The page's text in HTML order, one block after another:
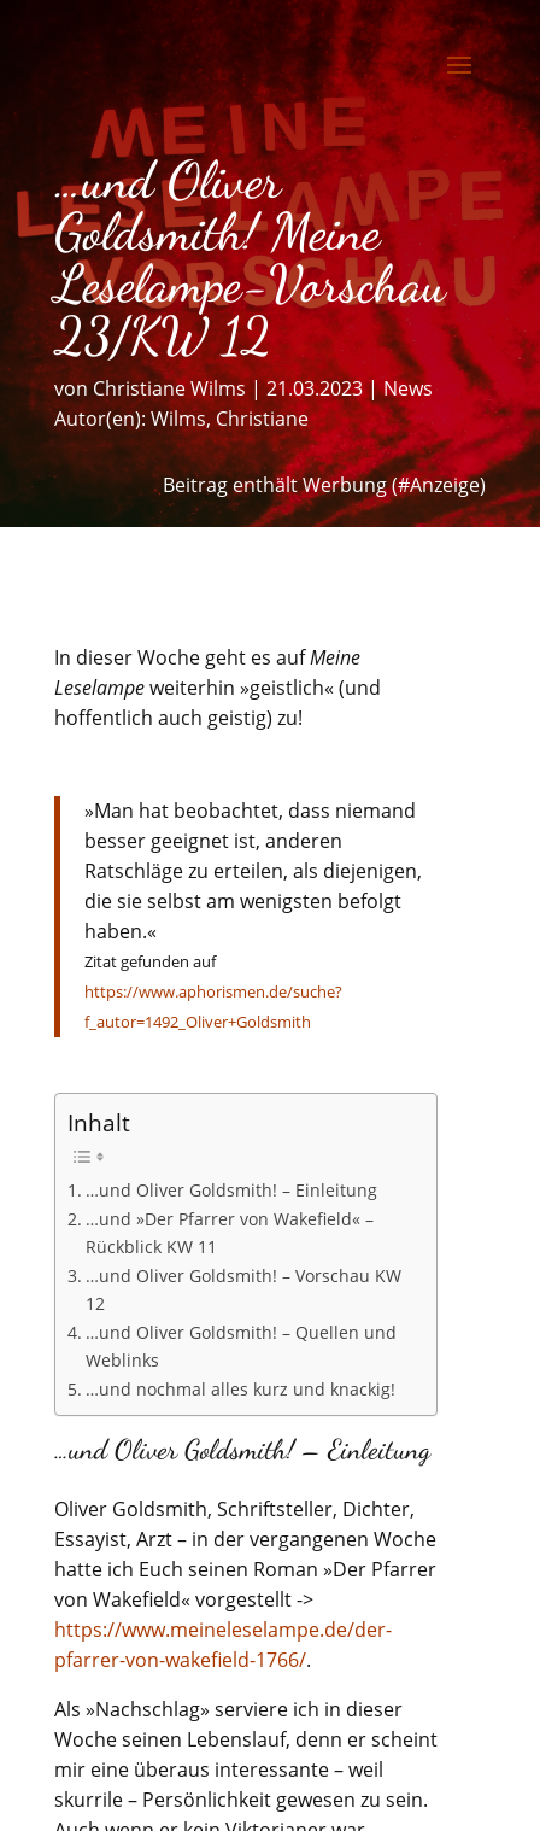
…und Oliver
Goldsmith! Meine
Leselampe-Vorschau
23/KW 12
vonChristiane Wilms|21.03.2023|News
Autor(en):Wilms, Christiane
Beitrag enthält Werbung (#Anzeige)
In dieser Woche geht es aufMeine
Leselampeweiterhin »geistlich« (und
hoffentlich auch geistig) zu!
»Man hat beobachtet, dass niemand
besser geeignet ist, anderen
Ratschläge zu erteilen, als diejenigen,
die sie selbst am wenigsten befolgt
haben.«
Zitat gefunden auf
https://www.aphorismen.de/suche?
f_autor=1492_Oliver+Goldsmith
Inhalt
…und Oliver Goldsmith! – Einleitung
…und »Der Pfarrer von Wakefield« –
Rückblick KW 11
…und Oliver Goldsmith! – Vorschau KW
12
…und Oliver Goldsmith! – Quellen und
Weblinks
…und nochmal alles kurz und knackig!
…und Oliver Goldsmith! – Einleitung
Oliver Goldsmith, Schriftsteller, Dichter,
Essayist, Arzt – in der vergangenen Woche
hatte ich Euch seinen Roman »Der Pfarrer
von Wakefield« vorgestellt ->
https://www.meineleselampe.de/der-
pfarrer-von-wakefield-1766/.
Als »Nachschlag» serviere ich in dieser
Woche seinen Lebenslauf, denn er scheint
mir eine überaus interessante – weil
skurrile – Persönlichkeit gewesen zu sein.